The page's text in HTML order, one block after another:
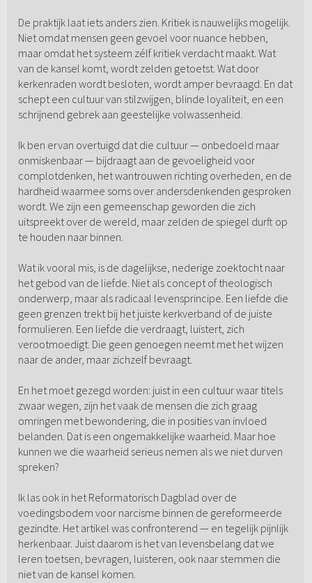
De praktijk laat iets anders zien. Kritiek is nauwelijks mogelijk.
Niet omdat mensen geen gevoel voor nuance hebben,
maar omdat het systeem zélf kritiek verdacht maakt. Wat
van de kansel komt, wordt zelden getoetst. Wat door
kerkenraden wordt besloten, wordt amper bevraagd. En dat
schept een cultuur van stilzwijgen, blinde loyaliteit, en een
schrijnend gebrek aan geestelijke volwassenheid.
Ik ben ervan overtuigd dat die cultuur — onbedoeld maar
onmiskenbaar — bijdraagt aan de gevoeligheid voor
complotdenken, het wantrouwen richting overheden, en de
hardheid waarmee soms over andersdenkenden gesproken
wordt. We zijn een gemeenschap geworden die zich
uitspreekt over de wereld, maar zelden de spiegel durft op
te houden naar binnen.
Wat ik vooral mis, is de dagelijkse, nederige zoektocht naar
het gebod van de liefde. Niet als concept of theologisch
onderwerp, maar als radicaal levensprincipe. Een liefde die
geen grenzen trekt bij het juiste kerkverband of de juiste
formulieren. Een liefde die verdraagt, luistert, zich
verootmoedigt. Die geen genoegen neemt met het wijzen
naar de ander, maar zichzelf bevraagt.
En het moet gezegd worden: juist in een cultuur waar titels
zwaar wegen, zijn het vaak de mensen die zich graag
omringen met bewondering, die in posities van invloed
belanden. Dat is een ongemakkelijke waarheid. Maar hoe
kunnen we die waarheid serieus nemen als we niet durven
spreken?
Ik las ook in het Reformatorisch Dagblad over de
voedingsbodem voor narcisme binnen de gereformeerde
gezindte. Het artikel was confronterend — en tegelijk pijnlijk
herkenbaar. Juist daarom is het van levensbelang dat we
leren toetsen, bevragen, luisteren, ook naar stemmen die
niet van de kansel komen.